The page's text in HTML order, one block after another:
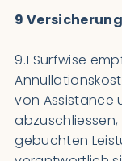
9 Versicherung
9.1 Surfwise
von Assistance
gebuchten